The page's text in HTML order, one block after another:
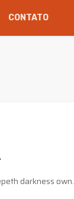
CONTATO
darkness own.